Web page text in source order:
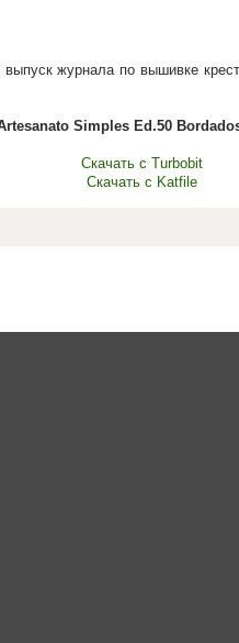
журнала по вышивке
Simples Ed.50
Скачать с Turbobit
Скачать с Katfile